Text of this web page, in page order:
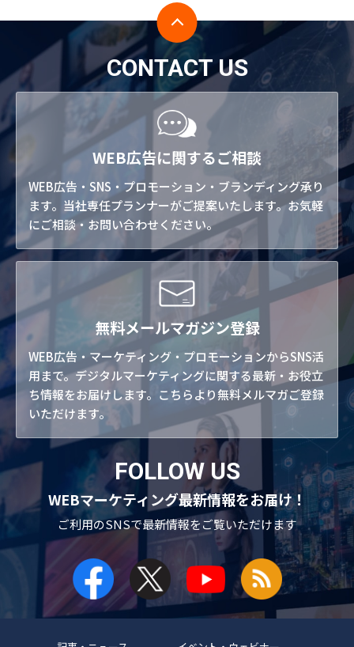
CONTACT US
WEB広告に関するご相談
WEB広告・SNS・プロモーション・ブランディング承り
ます。当社専任プランナーがご提案いたします。お気軽
にご相談・お問い合わせください。
無料メールマガジン登録
WEB広告・マーケティング・プロモーションからSNS活
用まで。デジタルマーケティングに関する最新・お役立
ち情報をお届けします。こちらより無料メルマガご登録
いただけます。
FOLLOW US
WEBマーケティング最新情報をお届け！
ご利用のSNSで最新情報をご覧いただけます